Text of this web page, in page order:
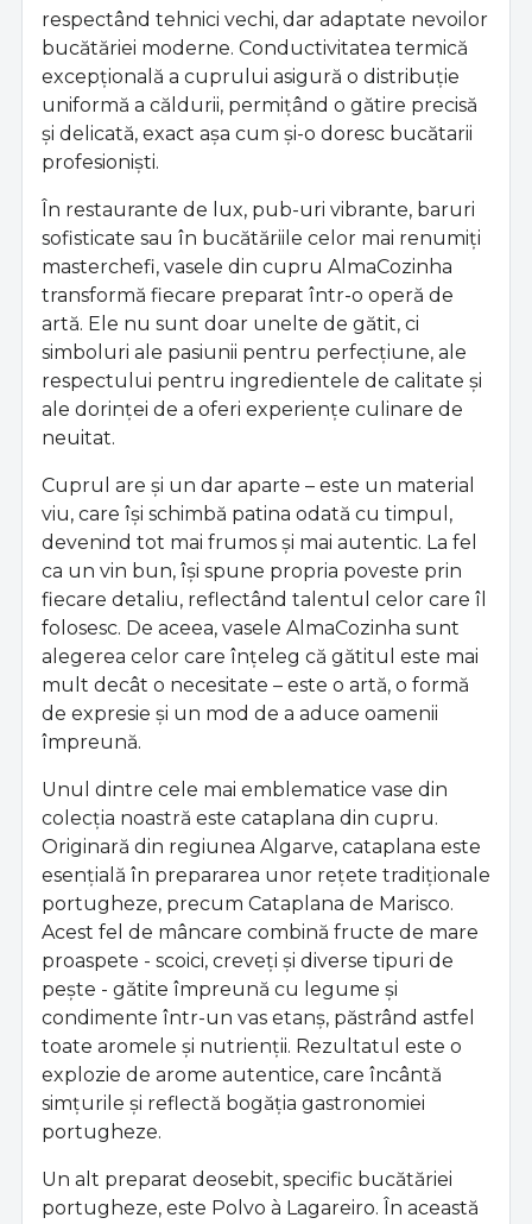
respectând tehnici vechi, dar adaptate nevoilor
bucătăriei moderne. Conductivitatea termică
excepțională a cuprului asigură o distribuție
uniformă a căldurii, permițând o gătire precisă
și delicată, exact așa cum și-o doresc bucătarii
profesioniști.
În restaurante de lux, pub-uri vibrante, baruri
sofisticate sau în bucătăriile celor mai renumiți
masterchefi, vasele din cupru AlmaCozinha
transformă fiecare preparat într-o operă de
artă. Ele nu sunt doar unelte de gătit, ci
simboluri ale pasiunii pentru perfecțiune, ale
respectului pentru ingredientele de calitate și
ale dorinței de a oferi experiențe culinare de
neuitat.
Cuprul are și un dar aparte – este un material
viu, care își schimbă patina odată cu timpul,
devenind tot mai frumos și mai autentic. La fel
ca un vin bun, își spune propria poveste prin
fiecare detaliu, reflectând talentul celor care îl
folosesc. De aceea, vasele AlmaCozinha sunt
alegerea celor care înțeleg că gătitul este mai
mult decât o necesitate – este o artă, o formă
de expresie și un mod de a aduce oamenii
împreună.
Unul dintre cele mai emblematice vase din
colecția noastră este cataplana din cupru.
Originară din regiunea Algarve, cataplana este
esențială în prepararea unor rețete tradiționale
portugheze, precum Cataplana de Marisco.
Acest fel de mâncare combină fructe de mare
proaspete - scoici, creveți și diverse tipuri de
pește - gătite împreună cu legume și
condimente într-un vas etanș, păstrând astfel
toate aromele și nutrienții. Rezultatul este o
explozie de arome autentice, care încântă
simțurile și reflectă bogăția gastronomiei
portugheze.
Un alt preparat deosebit, specific bucătăriei
portugheze, este Polvo à Lagareiro. În această